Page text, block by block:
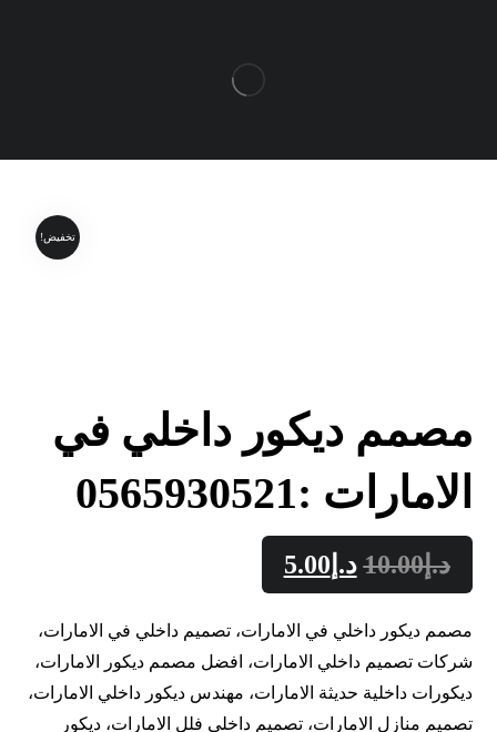
تخفيض!
مصمم ديكور داخلي في
الامارات :0565930521
د.إ10.00 د.إ 5.00
مصمم ديكور داخلي في الامارات، تصميم داخلي في الامارات،
شركات تصميم داخلي الامارات، افضل مصمم ديكور الامارات،
ديكورات داخلية حديثة الامارات، مهندس ديكور داخلي الامارات،
تصميم منازل الامارات، تصميم داخلي فلل الامارات، ديكور